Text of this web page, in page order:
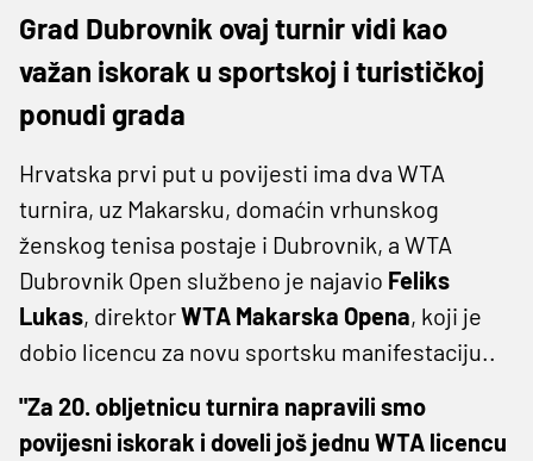
Grad Dubrovnik ovaj turnir vidi kao
važan iskorak u sportskoj i turističkoj
ponudi grada
Hrvatska prvi put u povijesti ima dva WTA
turnira, uz Makarsku, domaćin vrhunskog
ženskog tenisa postaje i Dubrovnik, a WTA
Dubrovnik Open službeno je najavio Feliks
Lukas, direktorWTA Makarska Opena, koji je
dobio licencu za novu sportsku manifestaciju..
"Za 20. obljetnicu turnira napravili smo
povijesni iskorak i doveli još jednu WTA licencu